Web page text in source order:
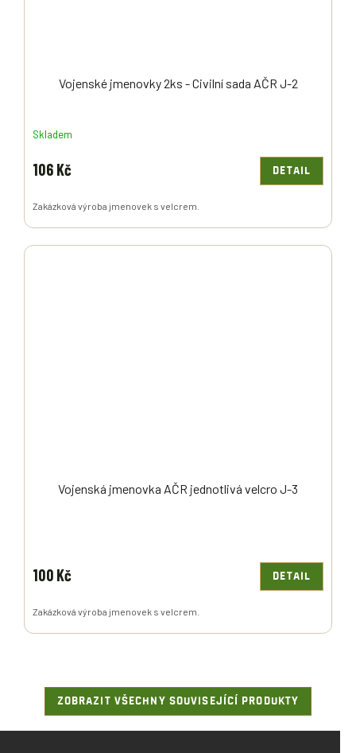
Vojenské jmenovky 2ks - Civilní sada AČR J-2
Skladem
106 Kč DETAIL
Zakázková výroba jmenovek s velcrem.
Vojenská jmenovka AČR jednotlivá velcro J-3
100 Kč DETAIL
Zakázková výroba jmenovek s velcrem.
ZOBRAZIT VŠECHNY SOUVISEJÍCÍ PRODUKTY